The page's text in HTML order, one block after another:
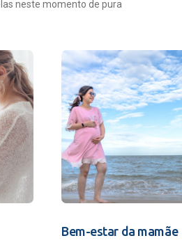
neste momento de pura
Bem-estar da mamãe